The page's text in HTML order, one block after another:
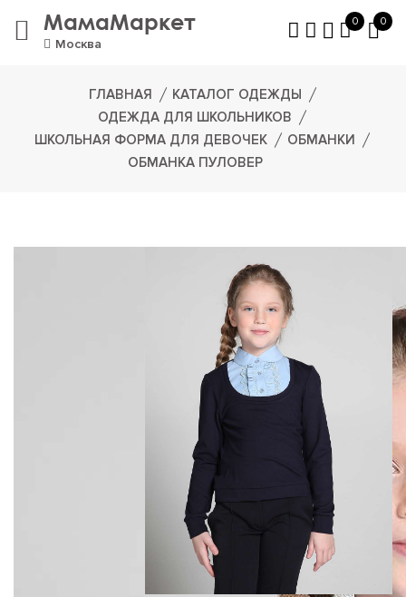
МамаМаркет
Москва
0 0
ГЛАВНАЯ
КАТАЛОГ ОДЕЖДЫ
ОДЕЖДА ДЛЯ ШКОЛЬНИКОВ
ШКОЛЬНАЯ ФОРМА ДЛЯ ДЕВОЧЕК
ОБМАНКИ
ОБМАНКА ПУЛОВЕР